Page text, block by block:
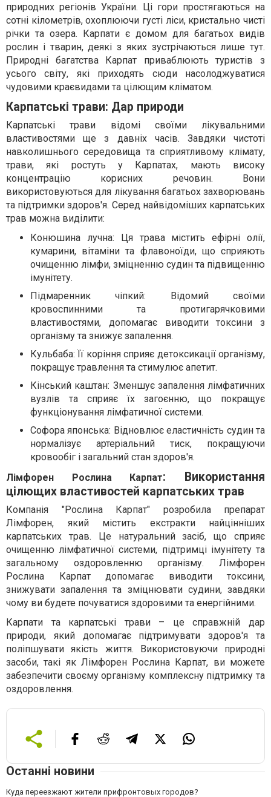
природних регіонів України. Ці гори простягаються на
сотні кілометрів, охоплюючи густі ліси, кристально чисті
річки та озера. Карпати є домом для багатьох видів
рослин і тварин, деякі з яких зустрічаються лише тут.
Природні багатства Карпат приваблюють туристів з
усього світу, які приходять сюди насолоджуватися
чудовими краєвидами та цілющим кліматом.
Карпатські трави: Дар природи
Карпатські трави відомі своїми лікувальними
властивостями ще з давніх часів. Завдяки чистоті
навколишнього середовища та сприятливому клімату,
трави, які ростуть у Карпатах, мають високу
концентрацію корисних речовин. Вони
використовуються для лікування багатьох захворювань
та підтримки здоров'я. Серед найвідоміших карпатських
трав можна виділити:
Конюшина лучна: Ця трава містить ефірні олії,
кумарини, вітаміни та флавоноїди, що сприяють
очищенню лімфи, зміцненню судин та підвищенню
імунітету.
Підмаренник чіпкий: Відомий своїми
кровоспинними та протигарячковими
властивостями, допомагає виводити токсини з
організму та знижує запалення.
Кульбаба: Її коріння сприяє детоксикації організму,
покращує травлення та стимулює апетит.
Кінський каштан: Зменшує запалення лімфатичних
вузлів та сприяє їх загоєнню, що покращує
функціонування лімфатичної системи.
Софора японська: Відновлює еластичність судин та
нормалізує артеріальний тиск, покращуючи
кровообіг і загальний стан здоров'я.
Лімфорен Рослина Карпат: Використання
цілющих властивостей карпатських трав
Компанія "Рослина Карпат" розробила препарат
Лімфорен, який містить екстракти найцінніших
карпатських трав. Це натуральний засіб, що сприяє
очищенню лімфатичної системи, підтримці імунітету та
загальному оздоровленню організму. Лімфорен
Рослина Карпат допомагає виводити токсини,
знижувати запалення та зміцнювати судини, завдяки
чому ви будете почуватися здоровими та енергійними.
Карпати та карпатські трави – це справжній дар
природи, який допомагає підтримувати здоров'я та
поліпшувати якість життя. Використовуючи природні
засоби, такі як Лімфорен Рослина Карпат, ви можете
забезпечити своєму організму комплексну підтримку та
оздоровлення.
Останні новини
Куда переезжают жители прифронтовых городов?